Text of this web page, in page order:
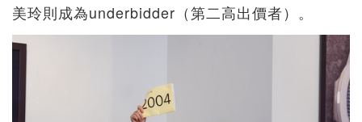
美玲則成為underbidder（第二高出價者）。